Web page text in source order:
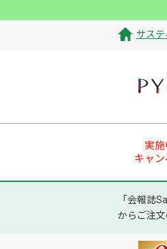
サス
実
キャ
「会報誌
からご注